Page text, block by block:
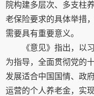
院构建多层次、多支柱
老保险要求的具体举措
需要具有重要意义。
《意见》指出，以
为指导，全面贯彻党的
发展适合中国国情、政
运营的个人养老金，实